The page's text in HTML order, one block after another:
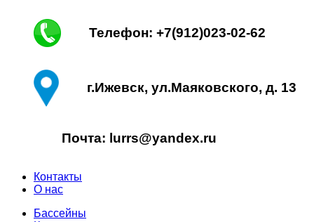
Телефон: +7(912)023-02-62
г.Ижевск, ул.Маяковского, д. 13
Почта: lurrs@yandex.ru
Контакты
О нас
Бассейны